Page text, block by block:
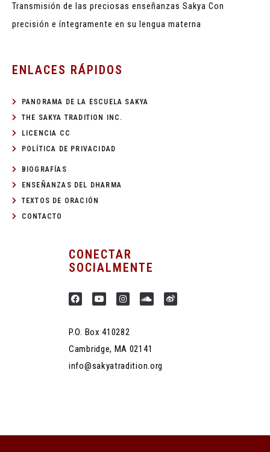
Transmisión de las preciosas enseñanzas Sakya Con
precisión e íntegramente en su lengua materna
ENLACES RÁPIDOS
PANORAMA DE LA ESCUELA SAKYA
THE SAKYA TRADITION INC.
LICENCIA CC
POLÍTICA DE PRIVACIDAD
BIOGRAFÍAS
ENSEÑANZAS DEL DHARMA
TEXTOS DE ORACIÓN
CONTACTO
CONECTAR
SOCIALMENTE
P.O. Box 410282
Cambridge, MA 02141
info@sakyatradition.org